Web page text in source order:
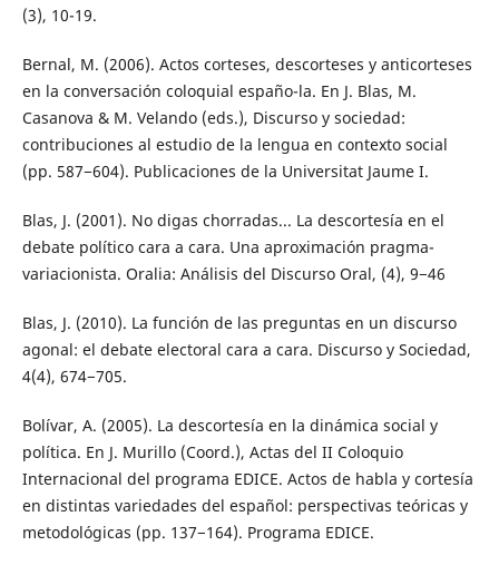
(3), 10-19.
Bernal, M. (2006). Actos corteses, descorteses y anticorteses
en la conversación coloquial españo-la. En J. Blas, M.
Casanova & M. Velando (eds.), Discurso y sociedad:
contribuciones al estudio de la lengua en contexto social
(pp. 587−604). Publicaciones de la Universitat Jaume I.
Blas, J. (2001). No digas chorradas... La descortesía en el
debate político cara a cara. Una aproximación pragma-
variacionista. Oralia: Análisis del Discurso Oral, (4), 9−46
Blas, J. (2010). La función de las preguntas en un discurso
agonal: el debate electoral cara a cara. Discurso y Sociedad,
4(4), 674−705.
Bolívar, A. (2005). La descortesía en la dinámica social y
política. En J. Murillo (Coord.), Actas del II Coloquio
Internacional del programa EDICE. Actos de habla y cortesía
en distintas variedades del español: perspectivas teóricas y
metodológicas (pp. 137−164). Programa EDICE.